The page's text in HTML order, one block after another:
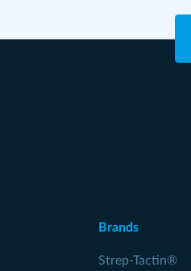
Brands
Strep-Tactin®